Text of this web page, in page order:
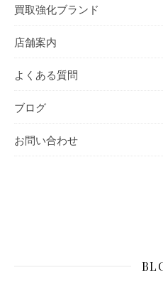
買取強化ブランド
店舗案内
よくある質問
ブログ
お問い合わせ